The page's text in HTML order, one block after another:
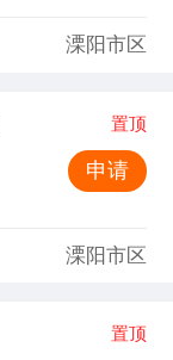
溧阳市区
置顶
申请
溧阳市区
置顶